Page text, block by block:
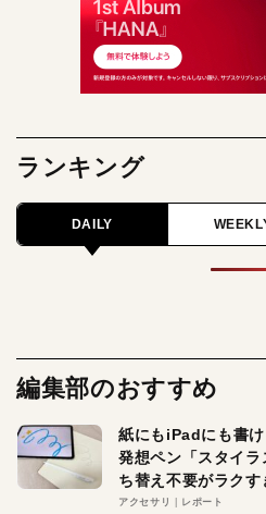
ランキング
DAILY
編集部のおすすめ
紙にもiPadにも書
発想ペン「スタイ
ち替え不要がラクす
アクセサリ レポート